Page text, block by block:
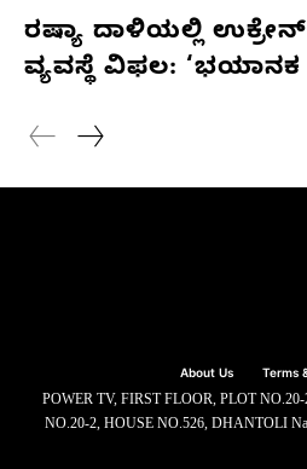
ರಷ್ಯಾ ದಾಳಿಯಲ್ಲಿ
ವ್ಯವಸ್ಥೆ ವಿಫಲ:
About Us Terms
POWER TV, FIRST FLOOR, PLOT
NO.20-2, HOUSE NO.526, DHANTOLI